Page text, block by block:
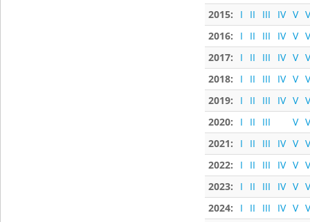
2015:
I II III IV V
2016:
I II III IV V
2017:
I II III IV V
2018:
I II III IV V
2019:
I II III IV V
2020:
I II III V
2021:
I II III IV V
2022:
I II III IV V
2023:
I II III IV V
2024:
I II III IV V